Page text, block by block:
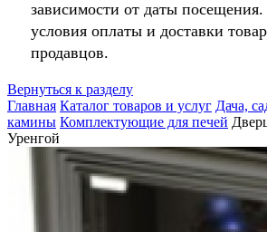
зависимости от даты
условия оплаты и доставки
продавцов.
Вернуться к разделу
Главная Каталог товаров и услуг Дача,
камины Комплектующие для печей
Уренгой